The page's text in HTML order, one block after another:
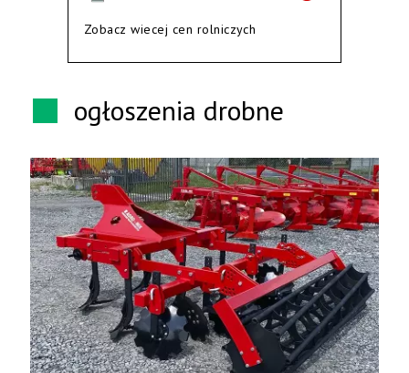
Zobacz wiecej cen rolniczych
ogłoszenia drobne